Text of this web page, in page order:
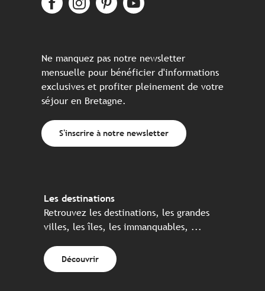
Ne manquez pas notre newsletter
mensuelle pour bénéficier d'informations
exclusives et profiter pleinement de votre
séjour en Bretagne.
S'inscrire à notre newsletter
Les destinations
Retrouvez les destinations, les grandes
villes, les îles, les immanquables, ...
Découvrir